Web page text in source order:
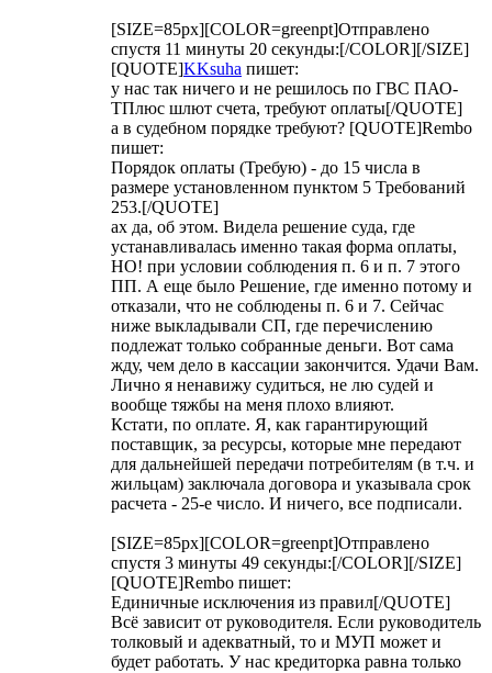
[SIZE=85px][COLOR=greenpt]Отправлено
спустя 11 минуты 20 секунды:[/COLOR][/SIZE]
[QUOTE]KKsuha пишет:
у нас так ничего и не решилось по ГВС ПАО-
ТПлюс шлют счета, требуют оплаты[/QUOTE]
а в судебном порядке требуют? [QUOTE]Rembo
пишет:
Порядок оплаты (Требую) - до 15 числа в
размере установленном пунктом 5 Требований
253.[/QUOTE]
ах да, об этом. Видела решение суда, где
устанавливалась именно такая форма оплаты,
НО! при условии соблюдения п. 6 и п. 7 этого
ПП. А еще было Решение, где именно потому и
отказали, что не соблюдены п. 6 и 7. Сейчас
ниже выкладывали СП, где перечислению
подлежат только собранные деньги. Вот сама
жду, чем дело в кассации закончится. Удачи Вам.
Лично я ненавижу судиться, не лю судей и
вообще тяжбы на меня плохо влияют.
Кстати, по оплате. Я, как гарантирующий
поставщик, за ресурсы, которые мне передают
для дальнейшей передачи потребителям (в т.ч. и
жильцам) заключала договора и указывала срок
расчета - 25-е число. И ничего, все подписали.
[SIZE=85px][COLOR=greenpt]Отправлено
спустя 3 минуты 49 секунды:[/COLOR][/SIZE]
[QUOTE]Rembo пишет:
Единичные исключения из правил[/QUOTE]
Всё зависит от руководителя. Если руководитель
толковый и адекватный, то и МУП может и
будет работать. У нас кредиторка равна только